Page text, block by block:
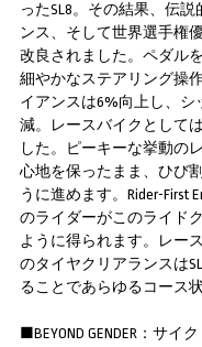
ったSL8。その結果、伝
ンス、そして世界選手権
改良されました。ペダル
細やかなステアリング操
イアンスは6%向上し、
減。レースバイクとして
した。ピーキーな挙動の
心地を保ったまま、ひび
うに進めます。Rider-First
のライダーがこのライド
ように得られます。レー
のタイヤクリアランスは
ることであらゆるコース
■BEYOND GENDER：サ